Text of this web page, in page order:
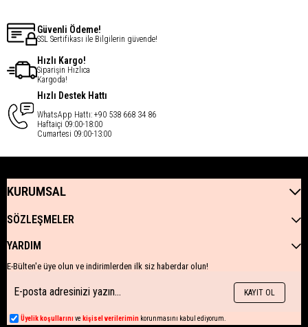
Güvenli Ödeme!
SSL Sertifikası ile Bilgilerin güvende!
Hızlı Kargo!
Siparişin Hızlıca
Kargoda!
Hızlı Destek Hattı
WhatsApp Hattı: +90 538 668 34 86
Haftaiçi 09:00-18:00
Cumartesi 09:00-13:00
KURUMSAL
SÖZLEŞMELER
YARDIM
E-Bülten'e üye olun ve indirimlerden ilk siz haberdar olun!
KAYIT OL
Üyelik koşullarını ve kişisel verilerimin korunmasını kabul ediyorum.